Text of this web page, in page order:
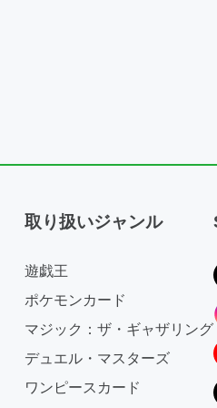
取り扱いジャンル
遊戯王
ポケモンカード
マジック：ザ・ギャザリング
デュエル・マスターズ
ワンピースカード